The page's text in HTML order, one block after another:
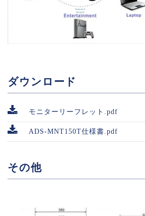
ダウンロード
モニターリーフレット.pdf
ADS-MNT150T仕様書.pdf
その他